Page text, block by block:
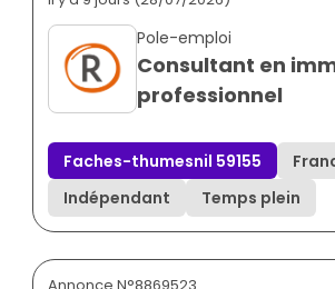
Pole-emploi
Consultant en
professionnel
Faches-thumesnil 59155
Indépendant
Temps plein